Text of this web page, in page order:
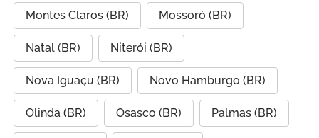
Montes Claros (BR) Mossoró (BR)
Natal (BR) Niterói (BR)
Nova Iguaçu (BR) Novo Hamburgo (BR)
Olinda (BR) Osasco (BR) Palmas (BR)